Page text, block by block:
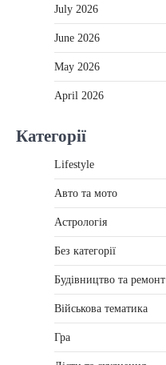
July 2026
June 2026
May 2026
April 2026
Категорії
Lifestyle
Авто та мото
Астрологія
Без категорії
Будівництво та ремонт
Військова тематика
Гра